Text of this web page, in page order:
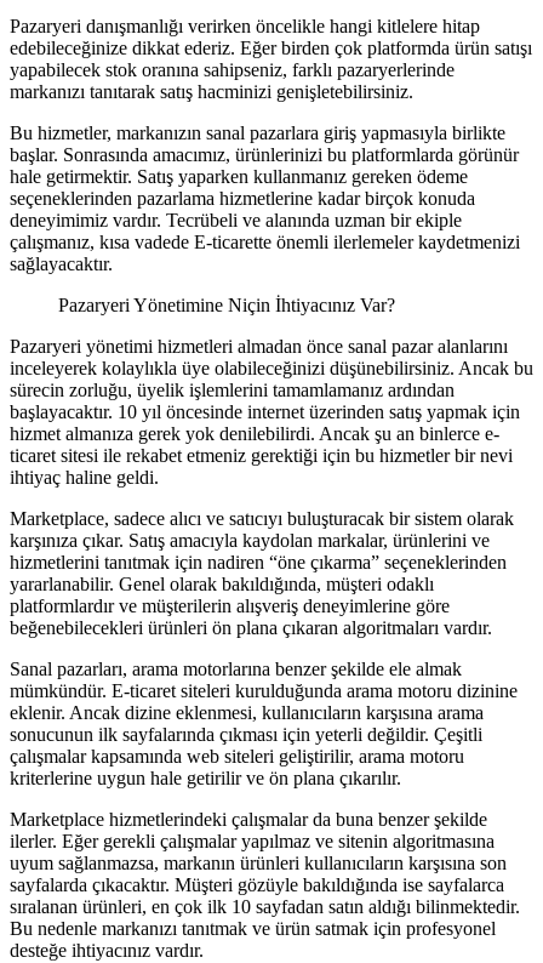
Pazaryeri danışmanlığı verirken öncelikle hangi kitlelere hitap
edebileceğinize dikkat ederiz. Eğer birden çok platformda ürün satışı
yapabilecek stok oranına sahipseniz, farklı pazaryerlerinde
markanızı tanıtarak satış hacminizi genişletebilirsiniz.
Bu hizmetler, markanızın sanal pazarlara giriş yapmasıyla birlikte
başlar. Sonrasında amacımız, ürünlerinizi bu platformlarda görünür
hale getirmektir. Satış yaparken kullanmanız gereken ödeme
seçeneklerinden pazarlama hizmetlerine kadar birçok konuda
deneyimimiz vardır. Tecrübeli ve alanında uzman bir ekiple
çalışmanız, kısa vadede E-ticarette önemli ilerlemeler kaydetmenizi
sağlayacaktır.
Pazaryeri Yönetimine Niçin İhtiyacınız Var?
Pazaryeri yönetimi hizmetleri almadan önce sanal pazar alanlarını
inceleyerek kolaylıkla üye olabileceğinizi düşünebilirsiniz. Ancak bu
sürecin zorluğu, üyelik işlemlerini tamamlamanız ardından
başlayacaktır. 10 yıl öncesinde internet üzerinden satış yapmak için
hizmet almanıza gerek yok denilebilirdi. Ancak şu an binlerce e-
ticaret sitesi ile rekabet etmeniz gerektiği için bu hizmetler bir nevi
ihtiyaç haline geldi.
Marketplace, sadece alıcı ve satıcıyı buluşturacak bir sistem olarak
karşınıza çıkar. Satış amacıyla kaydolan markalar, ürünlerini ve
hizmetlerini tanıtmak için nadiren “öne çıkarma” seçeneklerinden
yararlanabilir. Genel olarak bakıldığında, müşteri odaklı
platformlardır ve müşterilerin alışveriş deneyimlerine göre
beğenebilecekleri ürünleri ön plana çıkaran algoritmaları vardır.
Sanal pazarları, arama motorlarına benzer şekilde ele almak
mümkündür. E-ticaret siteleri kurulduğunda arama motoru dizinine
eklenir. Ancak dizine eklenmesi, kullanıcıların karşısına arama
sonucunun ilk sayfalarında çıkması için yeterli değildir. Çeşitli
çalışmalar kapsamında web siteleri geliştirilir, arama motoru
kriterlerine uygun hale getirilir ve ön plana çıkarılır.
Marketplace hizmetlerindeki çalışmalar da buna benzer şekilde
ilerler. Eğer gerekli çalışmalar yapılmaz ve sitenin algoritmasına
uyum sağlanmazsa, markanın ürünleri kullanıcıların karşısına son
sayfalarda çıkacaktır. Müşteri gözüyle bakıldığında ise sayfalarca
sıralanan ürünleri, en çok ilk 10 sayfadan satın aldığı bilinmektedir.
Bu nedenle markanızı tanıtmak ve ürün satmak için profesyonel
desteğe ihtiyacınız vardır.